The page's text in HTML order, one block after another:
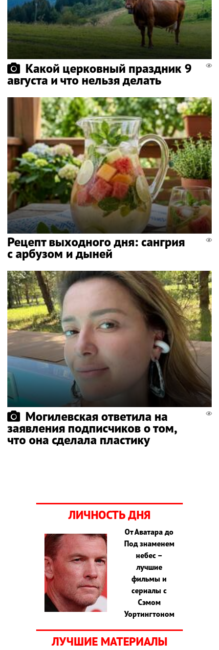
Какой церковный праздник 9
августа и что нельзя делать
Рецепт выходного дня: сангрия
с арбузом и дыней
Могилевская ответила на
заявления подписчиков о том,
что она сделала пластику
ЛИЧНОСТЬ ДНЯ
От Аватара до
Под знаменем
небес –
лучшие
фильмы и
сериалы с
Сэмом
Уортингтоном
ЛУЧШИЕ МАТЕРИАЛЫ